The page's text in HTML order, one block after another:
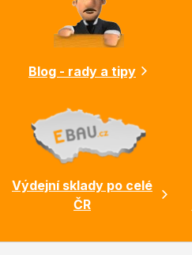
Blog - rady a tipy
Výdejní sklady po celé
ČR